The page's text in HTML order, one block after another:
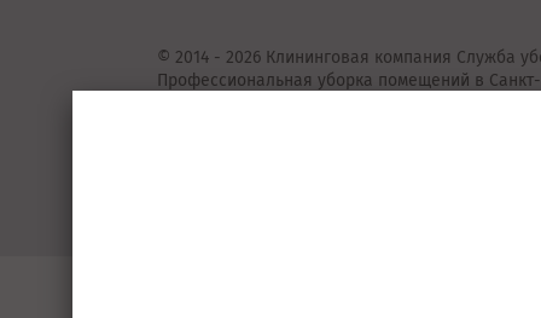
© 2014 - 2026 Клининговая компания Служба
Профессиональная уборка помещений в